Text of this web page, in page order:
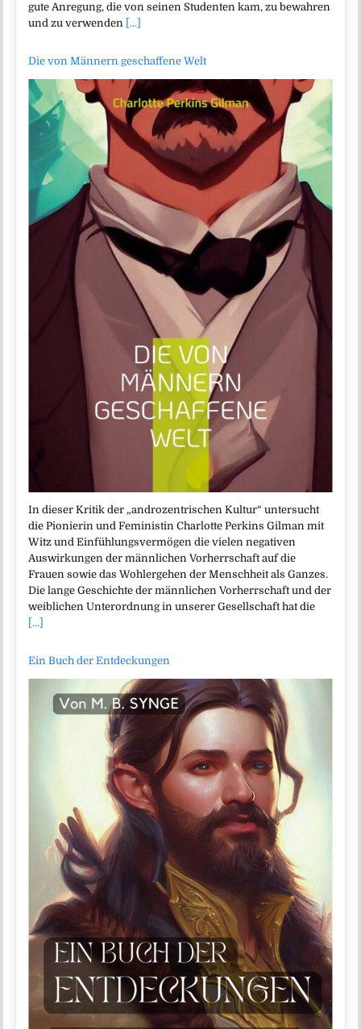
gute Anregung, die von seinen Studenten kam, zu bewahren
und zu verwenden [...]
Die von Männern geschaffene Welt
In dieser Kritik der „androzentrischen Kultur“ untersucht
die Pionierin und Feministin Charlotte Perkins Gilman mit
Witz und Einfühlungsvermögen die vielen negativen
Auswirkungen der männlichen Vorherrschaft auf die
Frauen sowie das Wohlergehen der Menschheit als Ganzes.
Die lange Geschichte der männlichen Vorherrschaft und der
weiblichen Unterordnung in unserer Gesellschaft hat die
[...]
Ein Buch der Entdeckungen